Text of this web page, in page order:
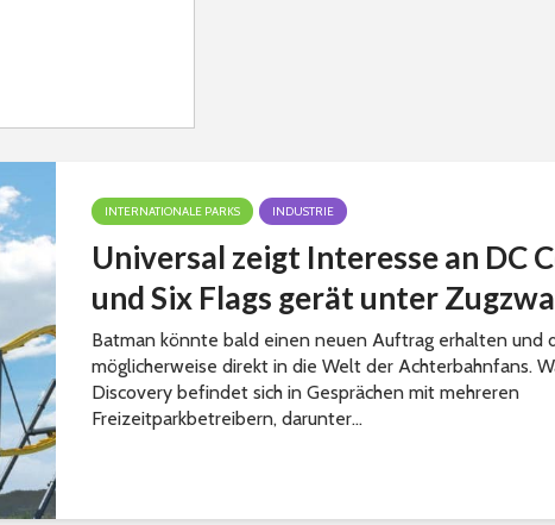
INTERNATIONALE PARKS INDUSTRIE
Universal zeigt Interesse an DC
und Six Flags gerät unter
Batman könnte bald einen neuen Auftrag erhalten und
möglicherweise direkt in die Welt der Achterbahnfans.
Discovery befindet sich in Gesprächen mit mehreren
Freizeitparkbetreibern, darunter...